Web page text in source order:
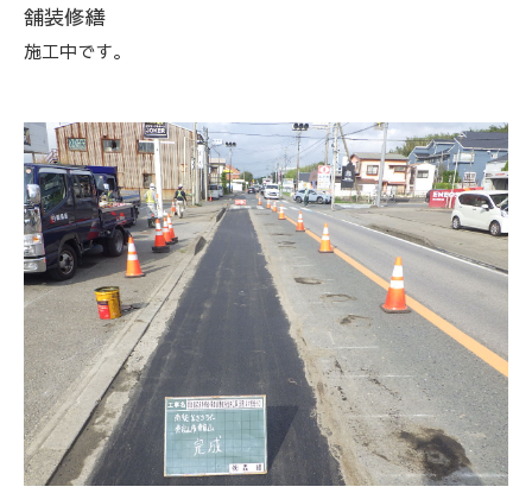
舗装修繕
施工中です。